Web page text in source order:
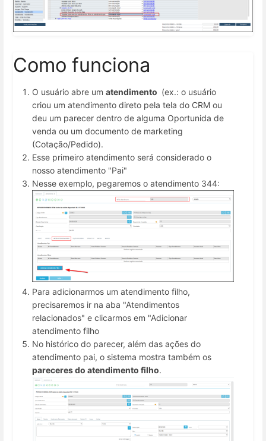
Como funciona
O usuário abre um atendimento (ex.: o usuário
criou um atendimento direto pela tela do CRM ou
deu um parecer dentro de alguma Oportunida de
venda ou um documento de marketing
(Cotação/Pedido).
Esse primeiro atendimento será considerado o
nosso atendimento "Pai"
Nesse exemplo, pegaremos o atendimento 344:
Para adicionarmos um atendimento filho,
precisaremos ir na aba "Atendimentos
relacionados" e clicarmos em "Adicionar
atendimento filho
No histórico do parecer, além das ações do
atendimento pai, o sistema mostra também os
pareceres do atendimento filho.